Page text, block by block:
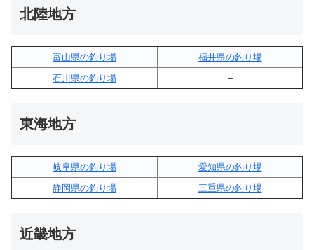
北陸地方
富山県の釣り場
福井県の釣り場
石川県の釣り場
–
東海地方
岐阜県の釣り場
愛知県の釣り場
静岡県の釣り場
三重県の釣り場
近畿地方